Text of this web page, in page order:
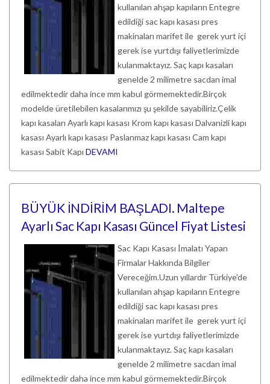
kullanılan ahşap kapıların Entegre
edildiği sac kapı kasası pres
makinaları marifet ile gerek yurt içi
gerek ise yurtdışı faliyetlerimizde
kulanmaktayız. Saç kapı kasaları
genelde 2 milimetre sacdan imal
edilmektedir daha ince mm kabul görmemektedir.Birçok
modelde üretilebilen kasalarımızı şu şekilde sayabiliriz.Çelik
kapı kasaları Ayarlı kapı kasası Krom kapı kasası Dalvanizli kapı
kasası Ayarlı kapı kasası Paslanmaz kapı kasası Cam kapı
kasası Sabit Kapı DEVAMI
BÜYÜK İNDİRİM BAŞLADI. Maltepe
Ayarlı Sac Kapı Kasası Güncel Fiyat Listesi
Sac Kapı Kasası İmalatı Yapan
Firmalar Hakkında Bilgiler
Vereceğim.Uzun yıllardır Türkiye'de
kullanılan ahşap kapıların Entegre
edildiği sac kapı kasası pres
makinaları marifet ile gerek yurt içi
gerek ise yurtdışı faliyetlerimizde
kulanmaktayız. Saç kapı kasaları
genelde 2 milimetre sacdan imal
edilmektedir daha ince mm kabul görmemektedir.Birçok